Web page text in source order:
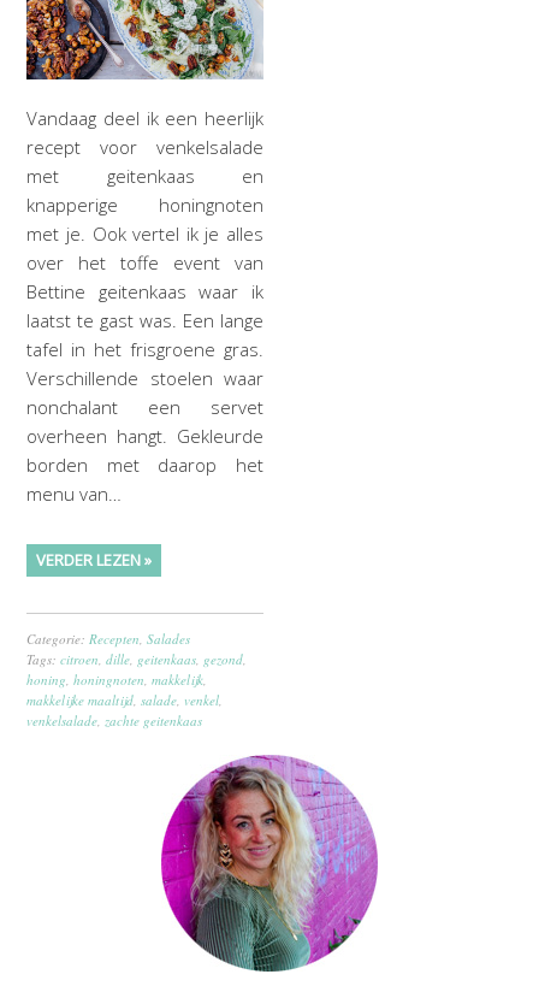
Vandaag deel ik een heerlijk
recept voor venkelsalade
met geitenkaas en
knapperige honingnoten
met je. Ook vertel ik je alles
over het toffe event van
Bettine geitenkaas waar ik
laatst te gast was. Een lange
tafel in het frisgroene gras.
Verschillende stoelen waar
nonchalant een servet
overheen hangt. Gekleurde
borden met daarop het
menu van…
VERDER LEZEN »
Categorie: Recepten ,Salades
Tags:citroen ,dille geitenkaas gezond
honing ,honingnoten ,makkelijk
makkelijke maaltijd ,salade venkel
venkelsalade zachte geitenkaas